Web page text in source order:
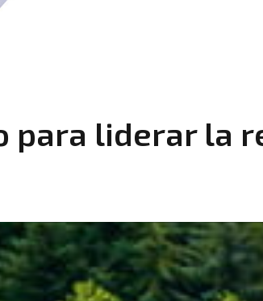
para liderar la